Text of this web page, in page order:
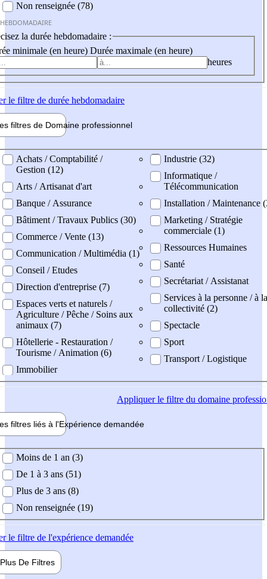
Non renseignée (78)
la durée hebdomadaire :
minimale (en heure) Durée maximale (en heure)
heures
le filtre de durée hebdomadaire
filtres de Domaine professionnel
professionel
Achats / Comptabilité /
Gestion (12)
Arts / Artisanat d'art
Banque / Assurance
Bâtiment / Travaux Publics (30)
Commerce / Vente (13)
Communication / Multimédia (1)
Conseil / Etudes
Direction d'entreprise (7)
Espaces verts et naturels /
Agriculture / Pêche / Soins aux
animaux (7)
Hôtellerie - Restauration /
Tourisme / Animation (6)
Immobilier
Industrie (32)
Informatique /
Télécommunication
Installation / Maintenance
Marketing / Stratégie
commerciale (1)
Ressources Humaines
Santé
Secrétariat / Assistanat
Services à la personne / à la
collectivité (2)
Spectacle
Sport
Transport / Logistique
Appliquerle filtre du domaine
filtres liés à l'Expérience demandée
demandée
Moins de 1 an (3)
De 1 à 3 ans (51)
Plus de 3 ans (8)
Non renseignée (19)
le filtre de l'expérience demandée
Plus De Filtres